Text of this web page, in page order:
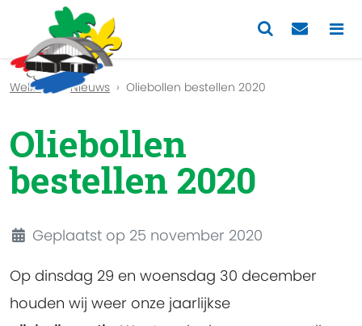
Previous
Welkom Nieuws Oliebollen bestellen 2020
Oliebollen
bestellen 2020
DetailsGeplaatst op 25 november 2020
Op dinsdag 29 en woensdag 30 december
houden wij weer onze jaarlijkse